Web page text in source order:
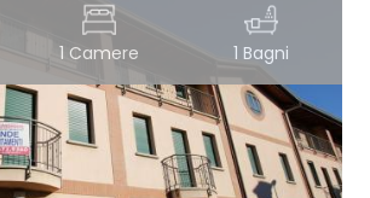
1 Camere 1 Bagni